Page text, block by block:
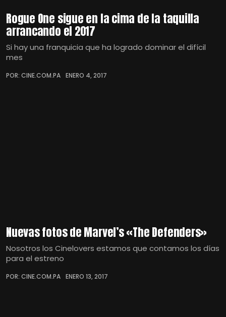
Rogue One sigue en la cima de la taquilla
arrancando el 2017
Si hay una franquicia que ha logrado dominar el difícil
mes
POR: CINE.COM.PA ENERO 4, 2017
Nuevas fotos de Marvel’s «The Defenders»
Nosotros los Cinelovers estamos que contamos los días
para el estreno
POR: CINE.COM.PA ENERO 13, 2017